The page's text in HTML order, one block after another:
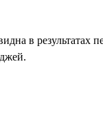
в результатах